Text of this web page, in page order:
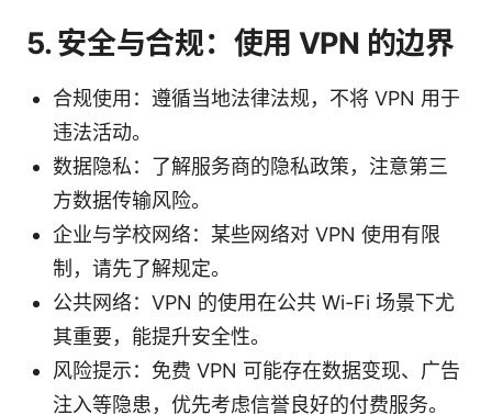
5. 安全与合规：使用 VPN 的边界
合规使用：遵循当地法律法规，不将 VPN 用于
违法活动。
数据隐私：了解服务商的隐私政策，注意第三
方数据传输风险。
企业与学校网络：某些网络对 VPN 使用有限
制，请先了解规定。
公共网络：VPN 的使用在公共 Wi-Fi 场景下尤
其重要，能提升安全性。
风险提示：免费 VPN 可能存在数据变现、广告
注入等隐患，优先考虑信誉良好的付费服务。